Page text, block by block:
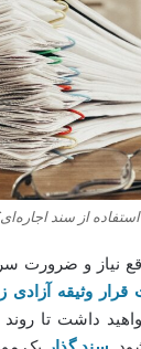
از سند
نیاز و
وثیقه آزادی
داشت تا روند